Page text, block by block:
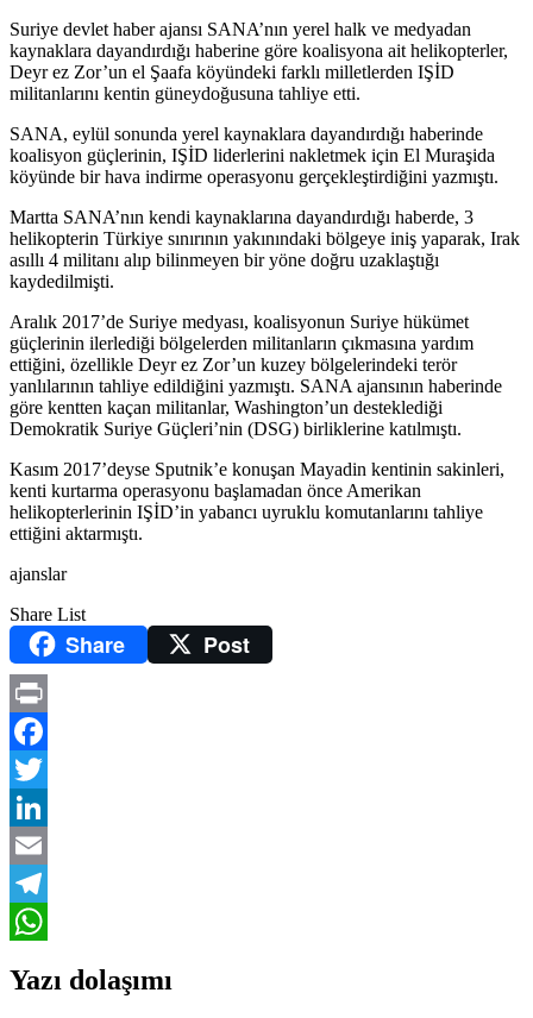
Suriye devlet haber ajansı SANA’nın yerel halk ve medyadan
kaynaklara dayandırdığı haberine göre koalisyona ait helikopterler,
Deyr ez Zor’un el Şaafa köyündeki farklı milletlerden IŞİD
militanlarını kentin güneydoğusuna tahliye etti.
SANA, eylül sonunda yerel kaynaklara dayandırdığı haberinde
koalisyon güçlerinin, IŞİD liderlerini nakletmek için El Muraşida
köyünde bir hava indirme operasyonu gerçekleştirdiğini yazmıştı.
Martta SANA’nın kendi kaynaklarına dayandırdığı haberde, 3
helikopterin Türkiye sınırının yakınındaki bölgeye iniş yaparak, Irak
asıllı 4 militanı alıp bilinmeyen bir yöne doğru uzaklaştığı
kaydedilmişti.
Aralık 2017’de Suriye medyası, koalisyonun Suriye hükümet
güçlerinin ilerlediği bölgelerden militanların çıkmasına yardım
ettiğini, özellikle Deyr ez Zor’un kuzey bölgelerindeki terör
yanlılarının tahliye edildiğini yazmıştı. SANA ajansının haberinde
göre kentten kaçan militanlar, Washington’un desteklediği
Demokratik Suriye Güçleri’nin (DSG) birliklerine katılmıştı.
Kasım 2017’deyse Sputnik’e konuşan Mayadin kentinin sakinleri,
kenti kurtarma operasyonu başlamadan önce Amerikan
helikopterlerinin IŞİD’in yabancı uyruklu komutanlarını tahliye
ettiğini aktarmıştı.
ajanslar
Share List
Share Post
Print
Facebook
Twitter
LinkedIn
Email
Telegram
Yazı dolaşımı